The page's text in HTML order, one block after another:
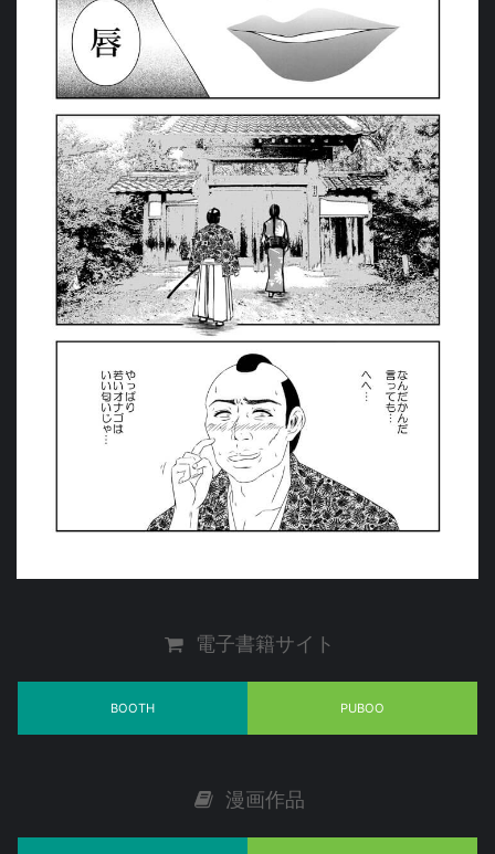
電子書籍サイト
BOOTH PUBOO
漫画作品